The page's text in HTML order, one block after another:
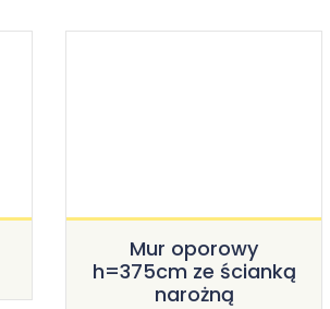
Mur oporowy
h=375cm ze ścianką
narożną